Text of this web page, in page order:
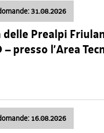
31.08.2026
Prealpi
presso l’Area
16.08.2026